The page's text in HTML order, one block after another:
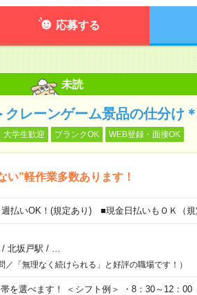
応募する
未読
レーンゲーム景品の仕分け
大学生歓迎 ブランクOK WEB登録・面接OK
い”軽作業多数あります！
払いOK！(規定あり) ■現金日払いもＯＫ（規
/ 北坂戸駅 /
／「無理なく続けられる」と好評の職場です！）
を選べます！ ＜シフト例＞ ・8：30～12：00